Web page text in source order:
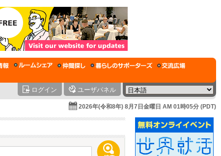
ログイン ユーザパネル
2026年(令和8年) 8月7日金曜日 AM 01時05分 (PDT)